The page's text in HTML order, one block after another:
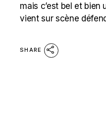
mais c’est bel et bien
vient sur scène
SHARE